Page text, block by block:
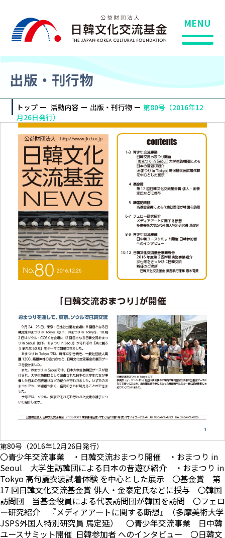
MENU
出版・刊行物
トップ 活動内容 出版・刊行物
第80号（2016年12
月26日発行）
第80号（2016年12月26日発行）
〇青少年交流事業 ・日韓交流おまつり開催 ・おまつり in
Seoul 大学生訪韓団による日本の昔遊び紹介 ・おまつり in
Tokyo 高句麗衣装試着体験 を中心とした展示 〇基金賞 第
17 回日韓文化交流基金賞 俳人・金泰定氏などに授与 〇韓国
訪問団 当基金役員による代表訪問団が韓国を訪問 〇フェロ
ー研究紹介 『メディアアートに関する断想』（多摩美術大学
JSPS外国人特別研究員 馬定延） 〇青少年交流事業 日中韓
ユースサミット開催 日韓参加者 へのインタビュー 〇日韓文